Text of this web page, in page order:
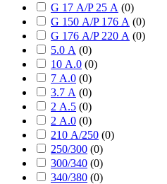
G 17 А/P 25 А (0)
G 150 А/P 176 А (0)
G 176 А/P 220 А (0)
5.0 А (0)
10 А.0 (0)
7 А.0 (0)
3.7 А (0)
2 А.5 (0)
2 А.0 (0)
210 А/250 (0)
250/300 (0)
300/340 (0)
340/380 (0)